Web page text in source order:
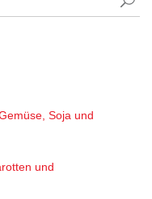
Soja und
und